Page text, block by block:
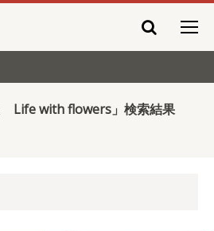
Life with flowers」検索結果